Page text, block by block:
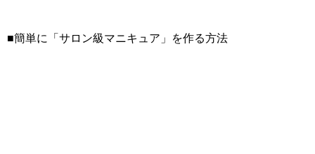
■簡単に「サロン級マニキュア」を作る方法